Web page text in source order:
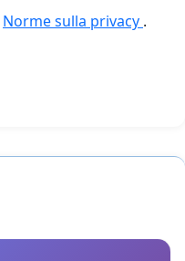
Norme sulla privacy .